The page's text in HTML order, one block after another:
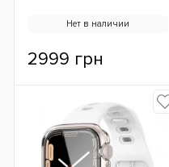
Нет в наличии
2999 грн